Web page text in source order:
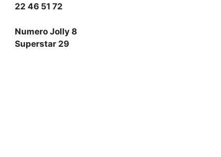
22 46 51 72
Numero Jolly 8
Superstar 29